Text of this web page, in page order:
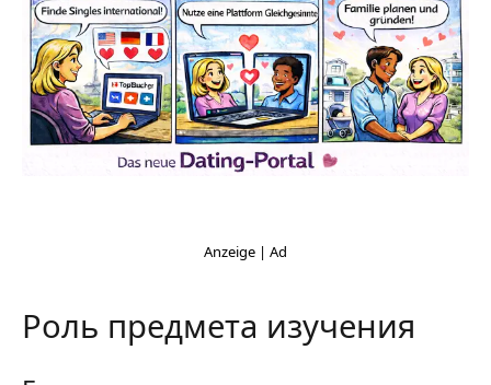
Роль предмета изучения